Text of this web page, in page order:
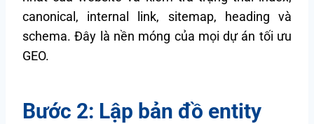
canonical, internal link, sitemap, heading và
schema. Đây là nền móng của mọi dự án tối ưu
GEO.
Bước 2: Lập bản đồ entity